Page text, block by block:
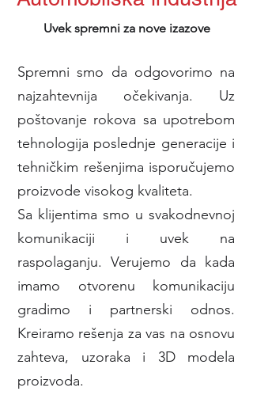
Uvek spremni za nove izazove
Spremni smo da odgovorimo na
najzahtevnija očekivanja. Uz
poštovanje rokova sa upotrebom
tehnologija poslednje generacije i
tehničkim rešenjima isporučujemo
proizvode visokog kvaliteta.
Sa klijentima smo u svakodnevnoj
komunikaciji i uvek na
raspolaganju. Verujemo da kada
imamo otvorenu komunikaciju
gradimo i partnerski odnos.
Kreiramo rešenja za vas na osnovu
zahteva, uzoraka i 3D modela
proizvoda.